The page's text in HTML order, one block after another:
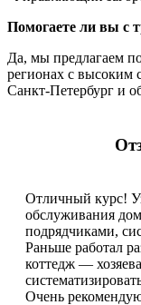
Помогаете ли вы с
Да, мы предлагаем
регионах с высоким
Санкт-Петербург и
Отличный курс!
обслуживания
подрядчиками,
Раньше работал
коттедж —
Очень